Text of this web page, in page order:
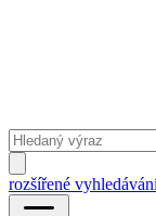
rozšířené